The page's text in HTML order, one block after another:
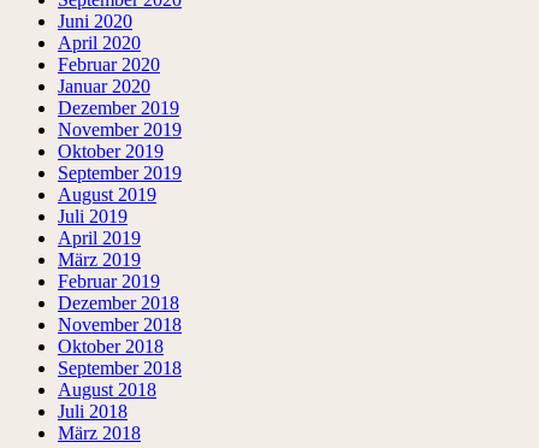
Juni 2020
April 2020
Februar 2020
Januar 2020
Dezember 2019
November 2019
Oktober 2019
September 2019
August 2019
Juli 2019
April 2019
März 2019
Februar 2019
Dezember 2018
November 2018
Oktober 2018
September 2018
August 2018
Juli 2018
März 2018